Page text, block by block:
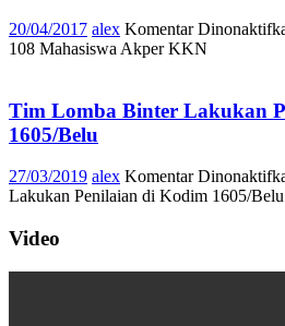
20/04/2017 alex Komentar
108 Mahasiswa Akper KKN
Tim Lomba Binter Lakukan
1605/Belu
27/03/2019 alex Komentar
Lakukan Penilaian di Kodim 1605/Belu
Video